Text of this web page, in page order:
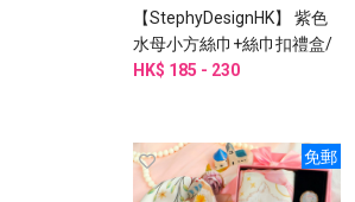
【StephyDesignHK】 紫色
水母小方絲巾+絲巾扣禮盒/
絲巾
HK$ 185 - 230
免郵